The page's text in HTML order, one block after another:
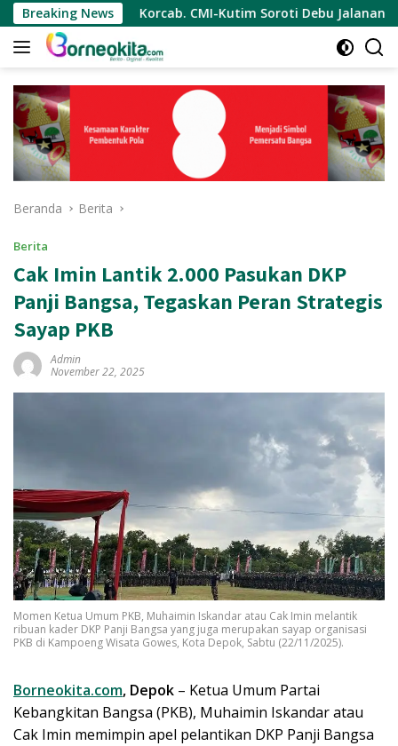
Langsung
ke
konten
Breaking News
Korcab. CMI-Kutim Soroti Debu Jalanan Kota
Beranda Berita
Berita
Cak Imin Lantik 2.000 Pasukan DKP
Panji Bangsa, Tegaskan Peran Strategis
Sayap PKB
Admin
November 22, 2025
Momen Ketua Umum PKB, Muhaimin Iskandar atau Cak Imin melantik
ribuan kader DKP Panji Bangsa yang juga merupakan sayap organisasi
PKB di Kampoeng Wisata Gowes, Kota Depok, Sabtu (22/11/2025).
Borneokita.com, Depok – Ketua Umum Partai
Kebangkitan Bangsa (PKB), Muhaimin Iskandar atau
Cak Imin memimpin apel pelantikan DKP Panji Bangsa